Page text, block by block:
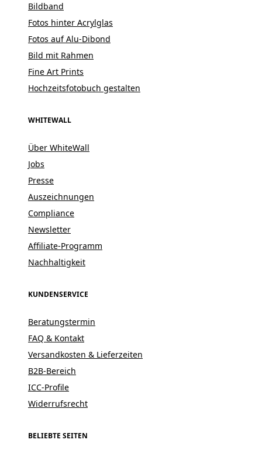
Bildband
Fotos hinter Acrylglas
Fotos auf Alu-Dibond
Bild mit Rahmen
Fine Art Prints
Hochzeitsfotobuch gestalten
WHITEWALL
Über WhiteWall
Jobs
Presse
Auszeichnungen
Compliance
Newsletter
Affiliate-Programm
Nachhaltigkeit
KUNDENSERVICE
Beratungstermin
FAQ & Kontakt
Versandkosten & Lieferzeiten
B2B-Bereich
ICC-Profile
Widerrufsrecht
BELIEBTE SEITEN